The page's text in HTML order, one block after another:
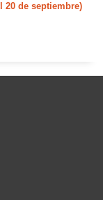
20 de septiembre)